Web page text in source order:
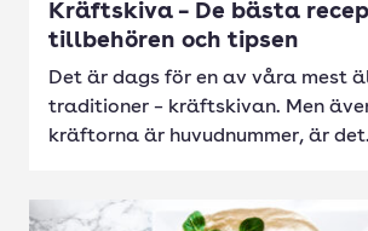
Kräftskiva – De bästa
tillbehören och tipsen
Det är dags för en av våra mest
traditioner – kräftskivan. Men
kräftorna är huvudnummer, är